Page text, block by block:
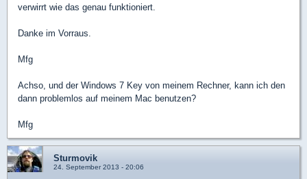
verwirrt wie das genau funktioniert.
Danke im Vorraus.
Mfg
Achso, und der Windows 7 Key von meinem Rechner, kann ich den
dann problemlos auf meinem Mac benutzen?
Mfg
Sturmovik
24. September 2013 - 20:06